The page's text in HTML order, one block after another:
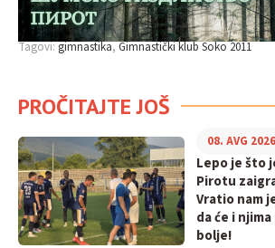
Tagovi:gimnastika Gimnastički klub Soko 2011
PROČITAJTE JOŠ
Lepo je što
Pirotu
Vratio nam
da će i
bolje!
08. AVG